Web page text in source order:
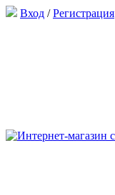
Вход /Регистрация